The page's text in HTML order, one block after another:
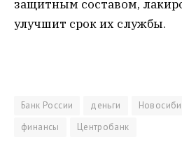
защитным составом,
улучшит срок их службы.
Банк России деньги
финансы
Центробанк